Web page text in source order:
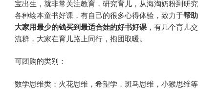
宝出生，就非常关注教育，研究育儿，从海淘奶粉到研究
各种绘本童书好课，有自己的很多心得体验，致力于帮助
大家用最少的钱买到最适合娃的好书好课 ，有几个育儿交
流群，大家在育儿路上同行，抱团取暖。
可团购的类别：
数学思维类：火花思维，希望学，斑马思维，小猴思维等